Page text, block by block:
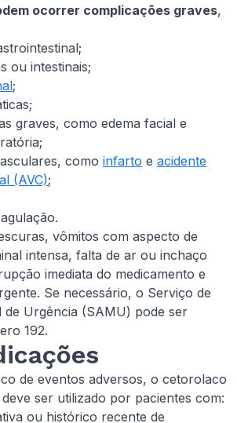
ocorrer complicações graves,
ou intestinais;
;
graves, como edema facial e
como infarto e acidente
(AVC);
vômitos com aspecto de
intensa, falta de ar ou inchaço
imediata do medicamento e
Se necessário, o Serviço de
de Urgência (SAMU) pode ser
192.
de eventos adversos, o cetorolaco
ser utilizado por pacientes com:
ou histórico recente de